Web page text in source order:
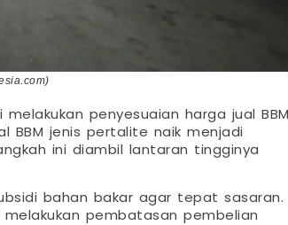
penyesuaian harga jual BBM
BBM jenis pertalite naik menjadi
ini diambil lantaran tingginya
bahan bakar agar tepat sasaran.
melakukan pembatasan pembelian